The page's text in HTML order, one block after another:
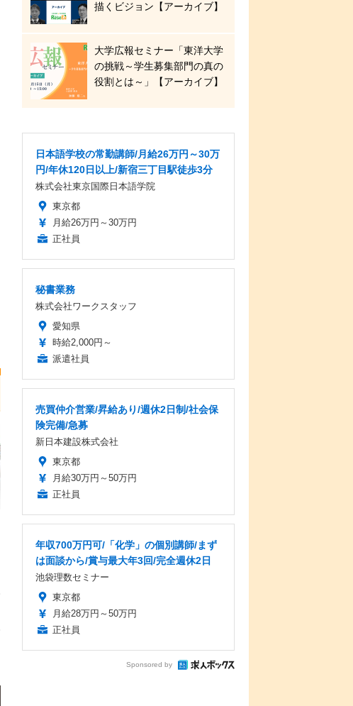
描くビジョン【アーカイブ】
大学広報セミナー「東洋大学
の挑戦～学生募集部門の真の
役割とは～」【アーカイブ】
日本語学校の常勤講師/月給26万円～30万
円/年休120日以上/新宿三丁目駅徒歩3分
株式会社東京国際日本語学院
東京都
月給26万円～30万円
正社員
秘書業務
株式会社ワークスタッフ
愛知県
時給2,000円～
派遣社員
売買仲介営業/昇給あり/週休2日制/社会保
険完備/急募
新日本建設株式会社
東京都
月給30万円～50万円
正社員
年収700万円可/「化学」の個別講師/まず
は面談から/賞与最大年3回/完全週休2日
池袋理数セミナー
東京都
月給28万円～50万円
正社員
Sponsored by